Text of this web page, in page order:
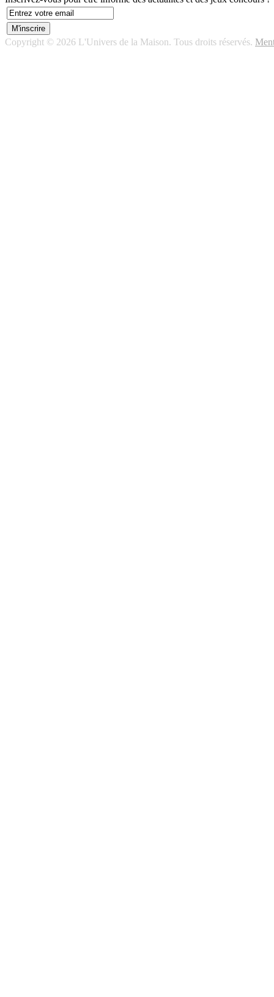
Copyright © 2026 L'Univers de la Maison. Tous droits réservés.